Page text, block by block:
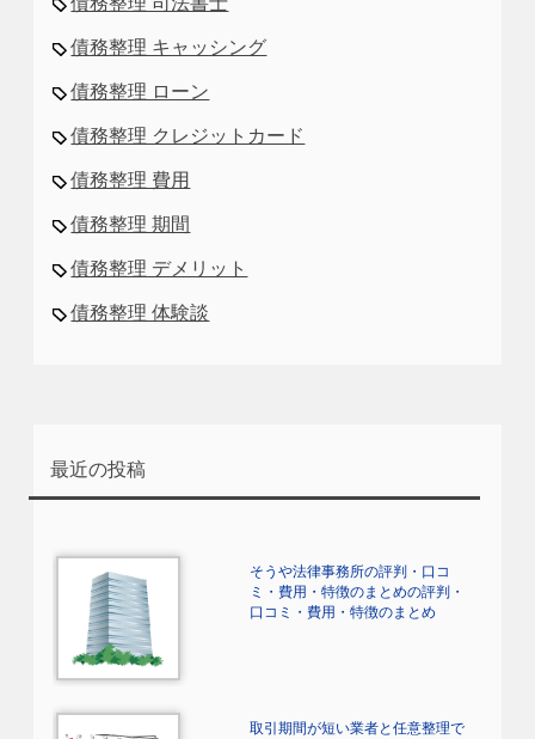
債務整理 キャッシング
債務整理 ローン
債務整理 クレジットカード
債務整理 費用
債務整理 期間
債務整理 デメリット
債務整理 体験談
最近の投稿
そうや法律事務所の評判・口コ
ミ・費用・特徴のまとめの評判・
口コミ・費用・特徴のまとめ
取引期間が短い業者と任意整理で